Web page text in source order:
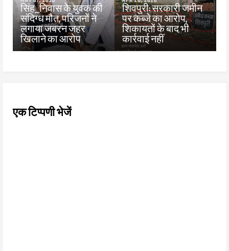
सिंह_निवास के युवक की
संदिग्ध मौत, परिजनों ने
लगाया जबरन जहर
खिलाने का आरोप
शिवपुरी: सरकारी जमीन
पर कब्जे का आरोप,
शिकायतों के बाद भी
कार्रवाई नहीं
एक टिप्पणी भेजें